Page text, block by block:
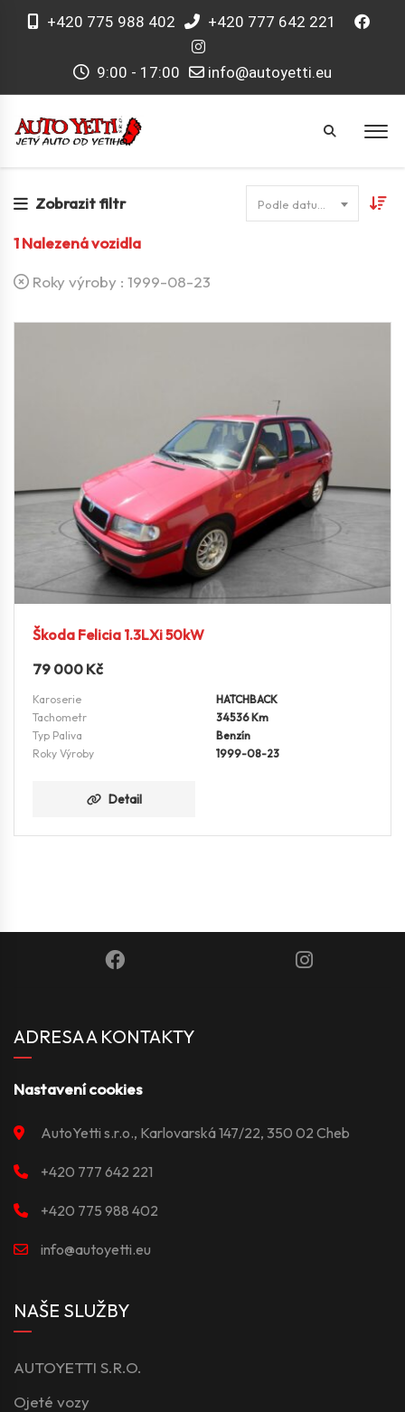
+420 775 988 402 +420 777 642 221
9:00 - 17:00 info@autoyetti.eu
Zobrazit filtr
1Nalezená vozidla
Roky výroby : 1999-08-23
Škoda Felicia 1.3LXi 50kW
79 000 Kč
Karoserie
HATCHBACK
Tachometr
34536 Km
Typ Paliva
Benzín
Roky Výroby
1999-08-23
Detail
ADRESA A KONTAKTY
Nastavení cookies
AutoYetti s.r.o., Karlovarská 147/22, 350 02 Cheb
+420 777 642 221
+420 775 988 402
info@autoyetti.eu
NAŠE SLUŽBY
AUTOYETTI S.R.O.
Ojeté vozy